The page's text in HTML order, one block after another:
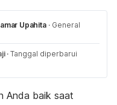
Upahita · General
· Tanggal diperbarui
Anda baik saat